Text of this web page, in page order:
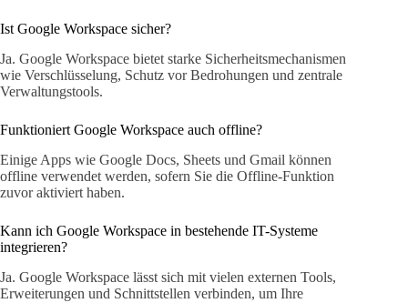
Ist Google Workspace sicher?
Ja. Google Workspace bietet starke Sicherheitsmechanismen
wie Verschlüsselung, Schutz vor Bedrohungen und zentrale
Verwaltungstools.
Funktioniert Google Workspace auch offline?
Einige Apps wie Google Docs, Sheets und Gmail können
offline verwendet werden, sofern Sie die Offline-Funktion
zuvor aktiviert haben.
Kann ich Google Workspace in bestehende IT-Systeme
integrieren?
Ja. Google Workspace lässt sich mit vielen externen Tools,
Erweiterungen und Schnittstellen verbinden, um Ihre